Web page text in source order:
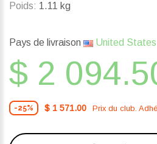
Poids: 1.11 kg
Pays de livraison United
$ 2
-25% $ 1 571.00 Prix ​​du club.